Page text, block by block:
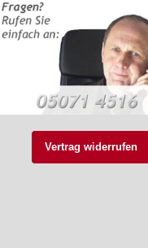
Vertrag widerrufen